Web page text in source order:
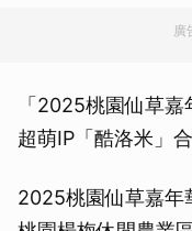
廣
「2025桃園仙草
超萌IP「酷洛米」
2025桃園仙草嘉年